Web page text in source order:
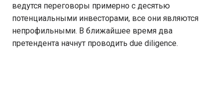
ведутся переговоры примерно с десятью
потенциальными инвесторами, все они являются
непрофильными. В ближайшее время два
претендента начнут проводить due diligence.